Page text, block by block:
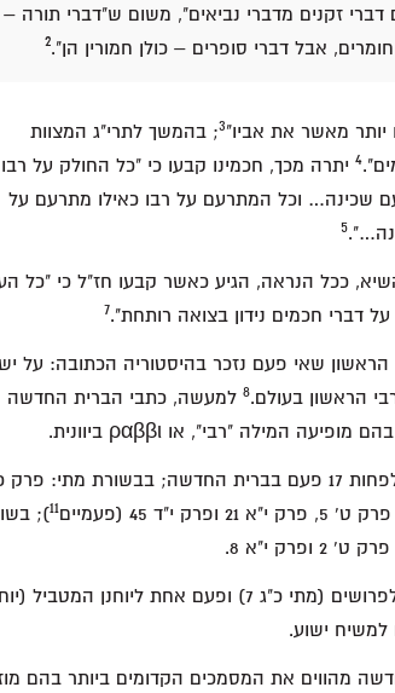
דברי זקנים מדברי נביאים", משום ש"דברי תורה –
אבל דברי סופרים – כולן חמורין הן".2
מאשר את אביו"3; בהמשך לתרי"ג המצוות
4 יתרה מכך, חכמינו קבעו כי "כל החולק על רבו
שכינה… וכל המתרעם על רבו כאילו מתרעם על
5
ככל הנראה, הגיע כאשר קבעו חז"ל כי "כל
דברי חכמים נידון בצואה רותחת".7
שאי פעם נזכר בהיסטוריה הכתובה: על
הראשון בעולם.8 למעשה, כתבי הברית החדשה
בהם מופיעה המילה "רבי", או ραββι ביוונית.
11
);
מעניין כי מתוך 17 המקומות האלו, רק פעמיים מתייחסות לפרושים (מתי כ"ג 7) ופעם אחת ליוחנן
מהווים את המסמכים הקדומים ביותר בהם